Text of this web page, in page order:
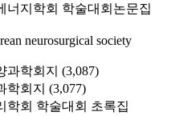
너지학회 학술대회논문집
neurosurgical society
과학회지 (3,087)
학회지 (3,077)
학회 학술대회 초록집